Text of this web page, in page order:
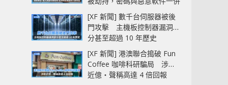
中招
[XF 新聞] 數千台伺服器被後
門攻擊 主機板控制器漏洞部
分甚至超過 10 年歷史
[XF 新聞] 港澳聯合搗破 Fun
Coffee 咖啡科研騙局 涉款
近億‧聲稱高達 4 倍回報